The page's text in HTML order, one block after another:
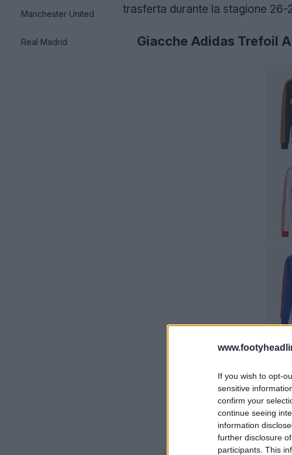
If you wish to opt-
sensitive
confirm your
continue seeing
information
further disclosure
participants. This
Manchester United
Real Madrid
trasferta durante la stagione 26-
Giacche Adidas Trefoil